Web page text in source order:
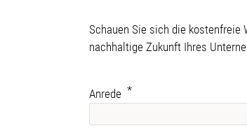
Schauen Sie sich die kostenfreie
nachhaltige Zukunft Ihres
Anrede